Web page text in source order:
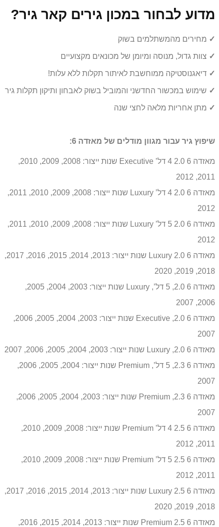
מדוע לבחור במכון גירים קאר גיר?
✓ מחירים מהמשתלמים בשוק
✓ צוות גדול, מנוסה ומיומן של מכונאים מקצועיים
✓ דיאגנוסטיקה ממוחשבת לאיתור תקלות ללא עלות!
✓ שימוש במכשור החדשני והמוביל בשוק לאבחון ותיקון תקלות גיר
✓ מתן אחריות מלאה לחצי שנה
שיפוץ גיר עבור מגוון מודלים של מאזדה 6:
מאזדה 6 2.0 4 דל’ Executive שנות ייצור: 2008, 2009, 2010,
2011, 2012
מאזדה 6 2.0 4 דל’ Luxury שנות ייצור: 2008, 2009, 2010, 2011,
2012
מאזדה 6 2.0 5 דל’ Luxury שנות ייצור: 2008, 2009, 2010, 2011,
2012
מאזדה 6 2.0 Luxury שנות ייצור: 2013, 2014, 2015, 2016, 2017,
2018, 2019, 2020
מאזדה 6 2.0, 5 דל’, Luxury שנות ייצור: 2003, 2004, 2005,
2006, 2007
מאזדה 6 2.0, Executive שנות ייצור: 2003, 2004, 2005, 2006,
2007
מאזדה 6 2.0, Luxury שנות ייצור: 2003, 2004, 2005, 2006, 2007
מאזדה 6 2.3, 5 דל’, Premium שנות ייצור: 2004, 2005, 2006,
2007
מאזדה 6 2.3, Premium שנות ייצור: 2003, 2004, 2005, 2006,
2007
מאזדה 6 2.5 4 דל’ Premium שנות ייצור: 2008, 2009, 2010,
2011, 2012
מאזדה 6 2.5 5 דל’ Premium שנות ייצור: 2008, 2009, 2010,
2011, 2012
מאזדה 6 2.5 Luxury שנות ייצור: 2013, 2014, 2015, 2016, 2017,
2018, 2019, 2020
מאזדה 6 2.5 Premium שנות ייצור: 2013, 2014, 2015, 2016,